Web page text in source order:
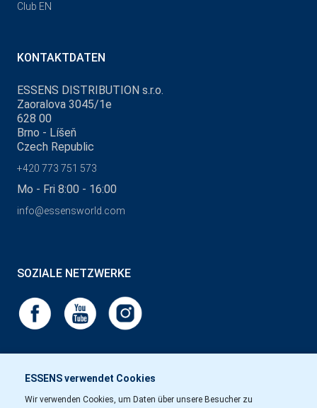
ESSENS verwendet Cookies
Wir verwenden Cookies, um Daten über unsere Besucher zu
Club EN
KONTAKTDATEN
ESSENS DISTRIBUTION s.r.o.
Zaoralova 3045/1e
628 00
Brno - Líšeň
Czech Republic
+420 773 751 573
Mo - Fri 8:00 - 16:00
info@essensworld.com
SOZIALE NETZWERKE